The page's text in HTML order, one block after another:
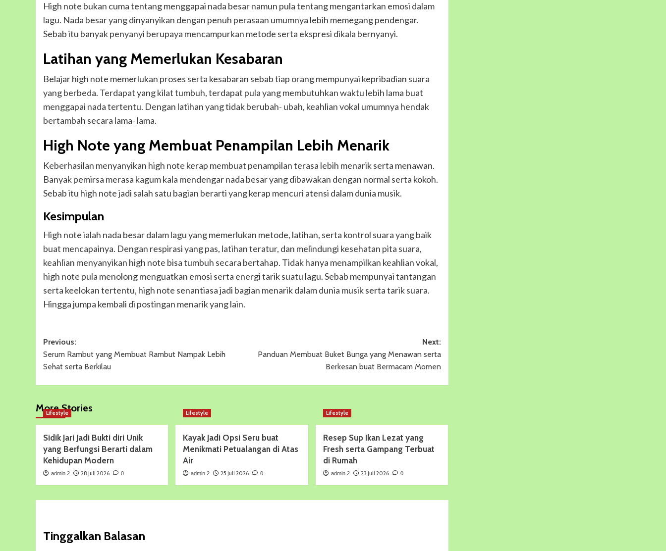
High note bukan cuma tentang menggapai nada besar namun pula tentang mengantarkan emosi dalam
lagu. Nada besar yang dinyanyikan dengan penuh perasaan umumnya lebih memegang pendengar.
Sebab itu banyak penyanyi berupaya mencampurkan metode serta ekspresi dikala bernyanyi.
Latihan yang Memerlukan Kesabaran
Belajar high note memerlukan proses serta kesabaran sebab tiap orang mempunyai kepribadian suara
yang berbeda. Terdapat yang kilat tumbuh, terdapat pula yang membutuhkan waktu lebih lama buat
menggapai nada tertentu. Dengan latihan yang tidak berubah- ubah, keahlian vokal umumnya hendak
bertambah secara lama- lama.
High Note yang Membuat Penampilan Lebih Menarik
Keberhasilan menyanyikan high note kerap membuat penampilan terasa lebih menarik serta menawan.
Banyak pemirsa merasa kagum kala mendengar nada besar yang dibawakan dengan normal serta kokoh.
Sebab itu high note jadi salah satu bagian berarti yang kerap mencuri atensi dalam dunia musik.
Kesimpulan
High note ialah nada besar dalam lagu yang memerlukan metode, latihan, serta kontrol suara yang baik
buat mencapainya. Dengan respirasi yang pas, latihan teratur, dan melindungi kesehatan pita suara,
keahlian menyanyikan high note bisa tumbuh secara bertahap. Tidak hanya menampilkan keahlian vokal,
high note pula menolong menguatkan emosi serta energi tarik suatu lagu. Sebab mempunyai tantangan
serta keelokan tertentu, high note senantiasa jadi bagian menarik dalam dunia musik serta tarik suara.
Hingga jumpa kembali di postingan menarik yang lain.
Post
navigation
Previous:
Serum Rambut yang Membuat Rambut Nampak Lebih
Sehat serta Berkilau
Next:
Panduan Membuat Buket Bunga yang Menawan serta
Berkesan buat Bermacam Momen
More Stories
Lifestyle
Sidik Jari Jadi Bukti diri Unik
yang Berfungsi Berarti dalam
Kehidupan Modern
admin 2 28 Juli 2026 0
Lifestyle
Kayak Jadi Opsi Seru buat
Menikmati Petualangan di Atas
Air
admin 2 25 Juli 2026 0
Lifestyle
Resep Sup Ikan Lezat yang
Fresh serta Gampang Terbuat
di Rumah
admin 2 23 Juli 2026 0
Tinggalkan Balasan